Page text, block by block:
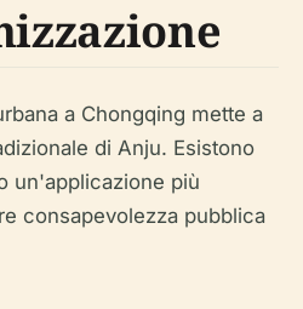
a Chongqing mette a
di Anju. Esistono
un'applicazione più
consapevolezza pubblica